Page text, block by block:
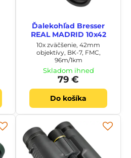
Ďalekohľad Bresser
REAL MADRID 10x42
10x zväčšenie, 42mm
objektívy, BK-7, FMC,
96m/1km
Skladom ihneď
79 €
Do košíka